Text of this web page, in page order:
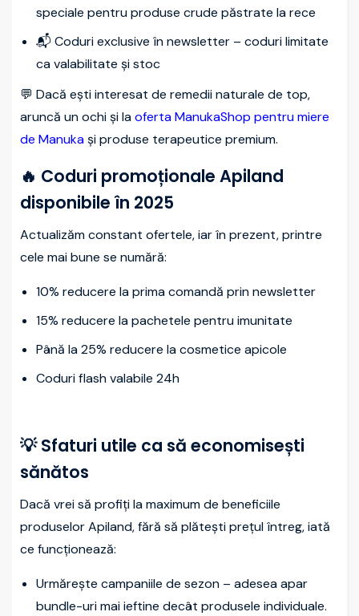
speciale pentru produse crude păstrate la rece
📬 Coduri exclusive în newsletter – coduri limitate
ca valabilitate și stoc
💬 Dacă ești interesat de remedii naturale de top,
aruncă un ochi și laoferta ManukaShop pentru miere
de Manukași produse terapeutice premium.
🔥 Coduri promoționale Apiland
disponibile în 2025
Actualizăm constant ofertele, iar în prezent, printre
cele mai bune se numără:
10% reducere la prima comandă prin newsletter
15% reducere la pachetele pentru imunitate
Până la 25% reducere la cosmetice apicole
Coduri flash valabile 24h
💡 Sfaturi utile ca să economisești
sănătos
Dacă vrei să profiți la maximum de beneficiile
produselor Apiland, fără să plătești prețul întreg, iată
ce funcționează:
Urmărește campaniile de sezon – adesea apar
bundle-uri mai ieftine decât produsele individuale.